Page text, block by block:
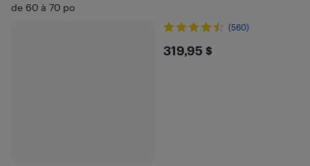
de 60 à 70 po
(560)
$319.95
319,95 $